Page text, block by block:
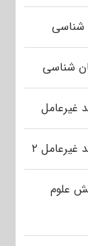
شناسی
شناسی
غیرعامل
۲
علوم